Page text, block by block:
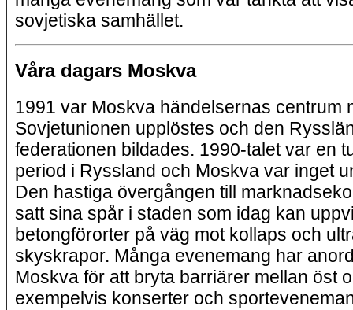
sovjetiska samhället.
Våra dagars Moskva
1991 var Moskva händelsernas centrum
Sovjetunionen upplöstes och den
federationen bildades. 1990-talet var en
period i Ryssland och Moskva var inget
Den hastiga övergången till
satt sina spår i staden som idag kan
betongförorter på väg mot kollaps och
skyskrapor. Många evenemang har
Moskva för att bryta barriärer mellan öst
exempelvis konserter och